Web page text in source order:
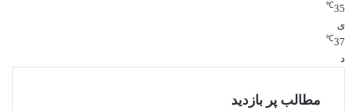
35
℃
ی
37
℃
د
مطالب پر بازدید